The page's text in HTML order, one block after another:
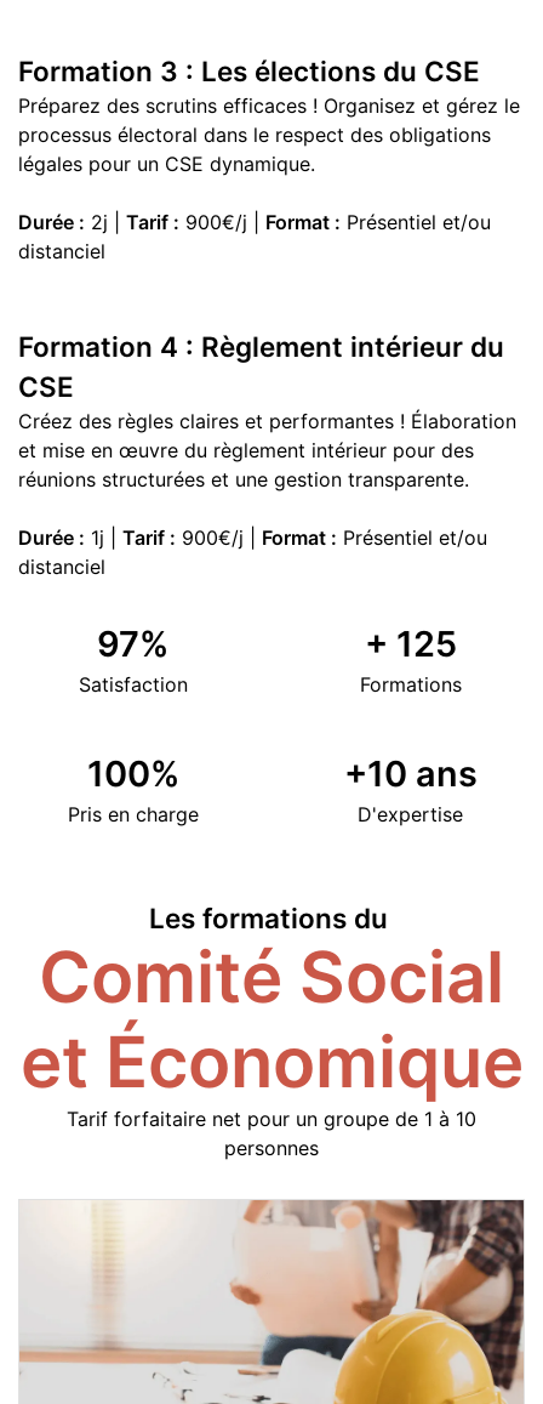
Formation 3 : Les élections du CSE
Préparez des scrutins efficaces ! Organisez et gérez le
processus électoral dans le respect des obligations
légales pour un CSE dynamique.
Durée : 2j | Tarif : 900€/j | Format : Présentiel et/ou
distanciel
Formation 4 : Règlement intérieur du
CSE
Créez des règles claires et performantes ! Élaboration
et mise en œuvre du règlement intérieur pour des
réunions structurées et une gestion transparente.
Durée : 1j | Tarif : 900€/j | Format : Présentiel et/ou
distanciel
97%
Satisfaction
+ 125
Formations
100%
Pris en charge
+10 ans
D'expertise
Les formations du
Comité Social
et Économique
Tarif forfaitaire net pour un groupe de 1 à 10
personnes